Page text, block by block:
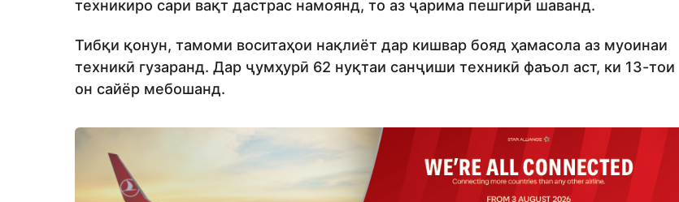
техникиро сари вақт дастрас намоянд, то аз ҷарима пешгирӣ шаванд.
Тибқи қонун, тамоми воситаҳои нақлиёт дар кишвар бояд ҳамасола аз муоинаи
техникӣ гузаранд. Дар ҷумҳурӣ 62 нуқтаи санҷиши техникӣ фаъол аст, ки 13-тои
он сайёр мебошанд.